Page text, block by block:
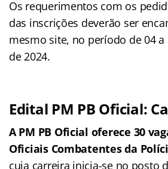
Os requerimentos com os
das inscrições deverão ser
mesmo site, no período de 04
de 2024.
Edital PM PB Oficial:
A PM PB Oficial oferece 30
Oficiais Combatentes da
cuja carreira inicia-se no posto